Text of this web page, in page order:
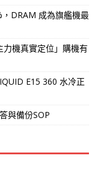
DRAM 成為旗艦機最
力機真實定位」購機有
E15 360 水冷正
與備份SOP